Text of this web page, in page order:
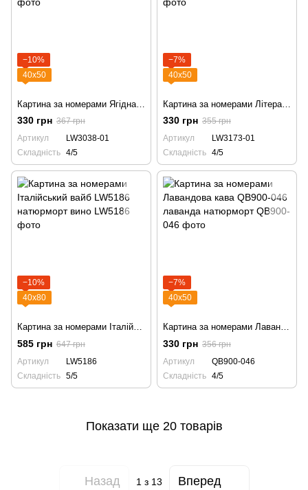
−10%
40х50
330 грн 367 грн
Артикул
LW3038-01
Складність 4/5
−7%
40х50
330 грн 355 грн
Артикул
LW3173-01
Складність 4/5
−10%
40х80
Картина за номерами Італійський вайб LW5186 натюрморт вино
585 грн 647 грн
Артикул
LW5186
Складність 5/5
−7%
40х50
Картина за номерами Лавандова кава QB900-046 лаванда натюрморт
330 грн 356 грн
Артикул
QB900-046
Складність 4/5
Показати ще 20 товарів
Назад 1 з 13 Вперед